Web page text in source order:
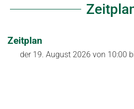
Zeitplan
der 19. August 2026 von 10:00